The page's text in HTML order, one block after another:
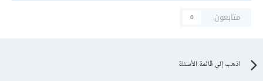
متابعون
0
اذهب إلى قائمة الأسئلة